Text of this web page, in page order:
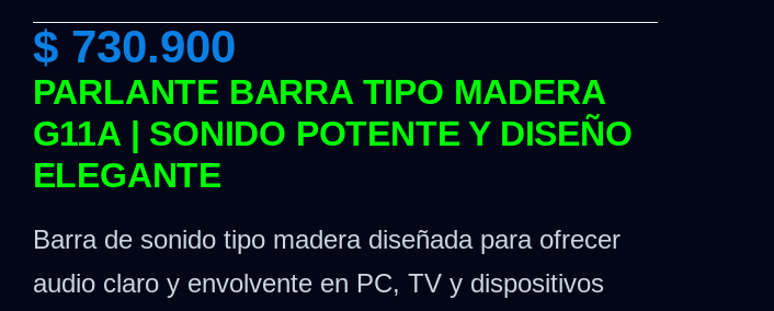
$730.900
PARLANTE BARRA TIPO MADERA
G11A | SONIDO POTENTE Y DISEÑO
ELEGANTE
Barra de sonido tipo madera diseñada para ofrecer
audio claro y envolvente en PC, TV y dispositivos